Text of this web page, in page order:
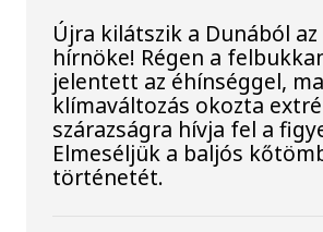
Újra kilátszik a Dunából az
hírnöke! Régen a
jelentett az éhínséggel,
klímaváltozás okozta
szárazságra hívja fel a
Elmeséljük a baljós
történetét.